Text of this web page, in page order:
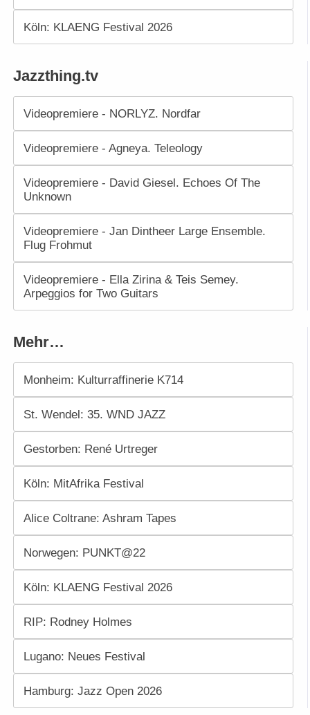
Köln: KLAENG Festival 2026
Jazzthing.tv
Videopremiere - NORLYZ. Nordfar
Videopremiere - Agneya. Teleology
Videopremiere - David Giesel. Echoes Of The
Unknown
Videopremiere - Jan Dintheer Large Ensemble.
Flug Frohmut
Videopremiere - Ella Zirina & Teis Semey.
Arpeggios for Two Guitars
Mehr…
Monheim: Kulturraffinerie K714
St. Wendel: 35. WND JAZZ
Gestorben: René Urtreger
Köln: MitAfrika Festival
Alice Coltrane: Ashram Tapes
Norwegen: PUNKT@22
Köln: KLAENG Festival 2026
RIP: Rodney Holmes
Lugano: Neues Festival
Hamburg: Jazz Open 2026